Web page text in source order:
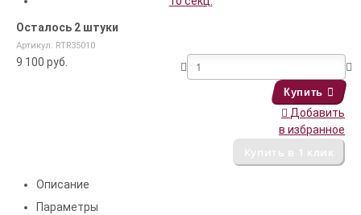
Осталось 2 штуки
Артикул: RTR35010
9 100 руб.
Купить
Добавить
в избранное
Описание
Параметры